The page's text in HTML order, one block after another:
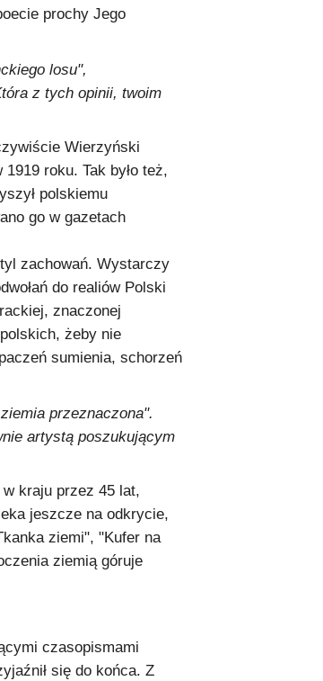
prochy Jego
losu",
z tych opinii, twoim
Wierzyński
roku. Tak było też,
polskiemu
go w gazetach
zachowań. Wystarczy
do realiów Polski
znaczonej
żeby nie
sumienia, schorzeń
przeznaczona".
artystą poszukującym
kraju przez 45 lat,
jeszcze na odkrycie,
ziemi", "Kufer na
ziemią góruje
czasopismami
się do końca. Z